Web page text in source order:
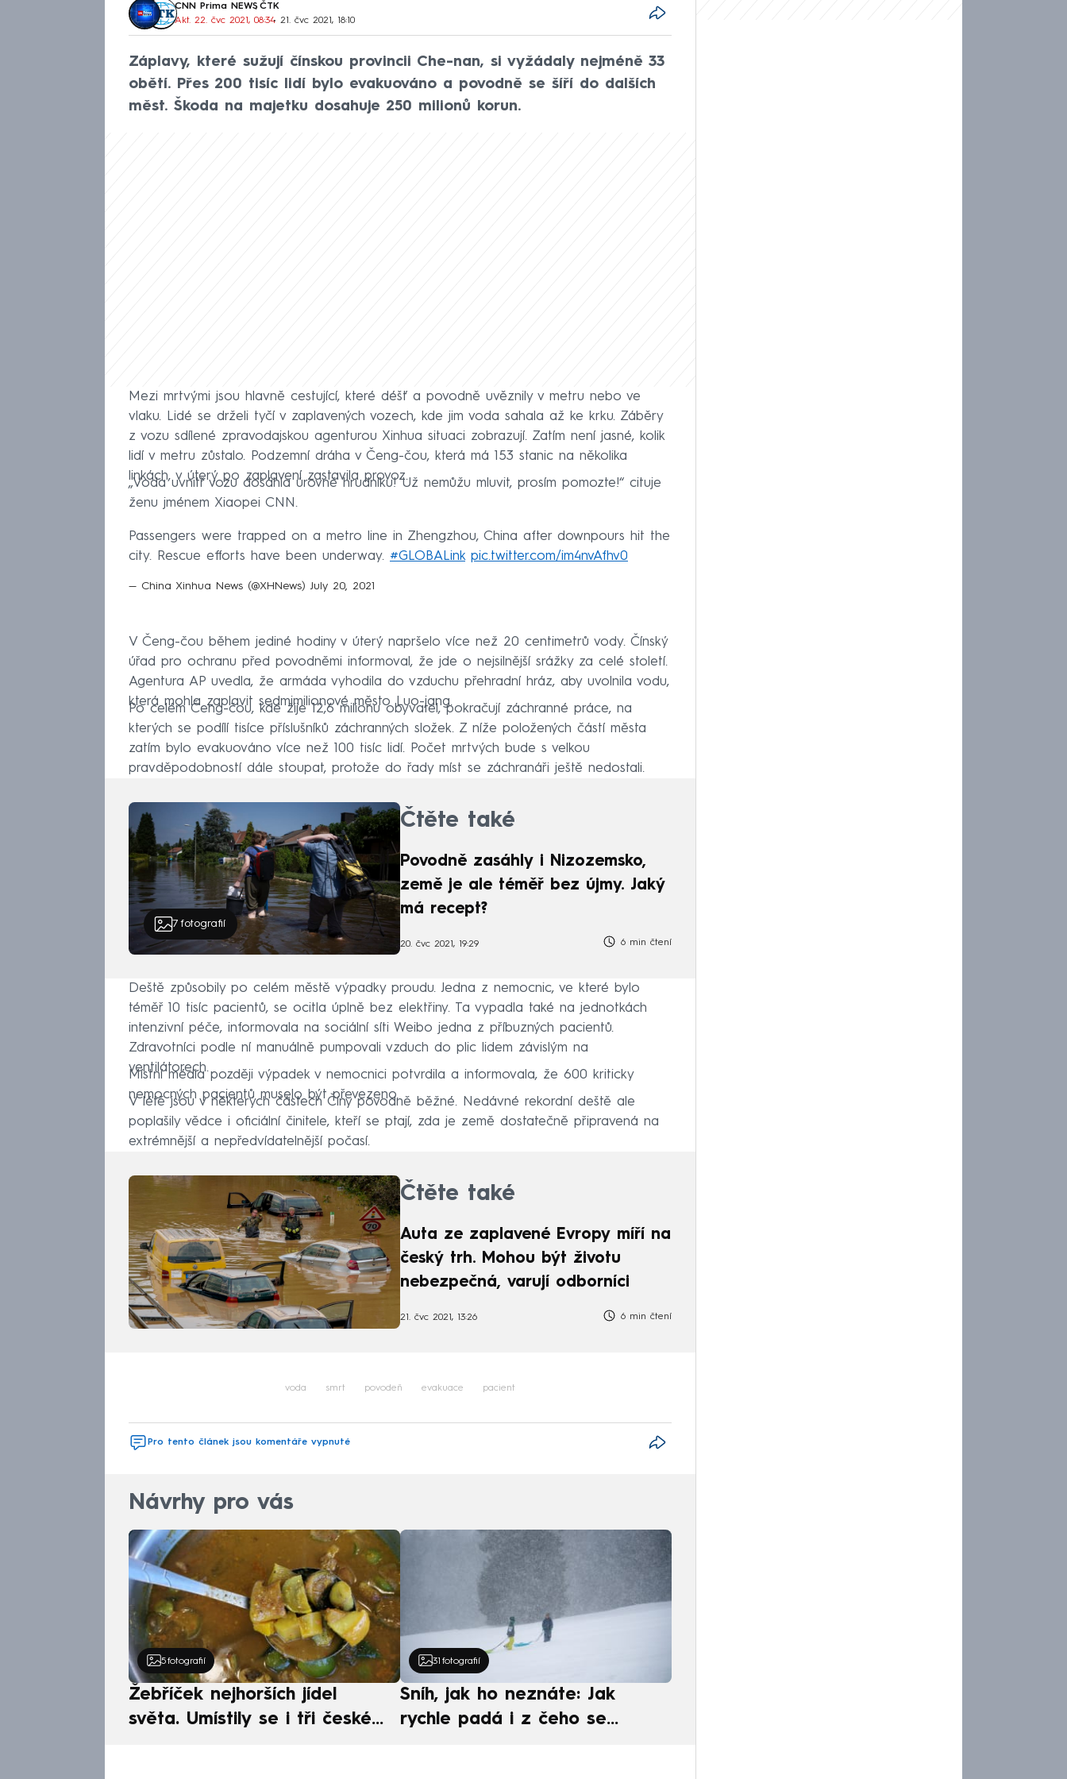
CNN Prima NEWS, ČTK
Akt. 22. čvc 2021, 08:34• 21. čvc 2021, 18:10
Záplavy, které sužují čínskou provincii Che-nan, si vyžádaly nejméně 33
obětí. Přes 200 tisíc lidí bylo evakuováno a povodně se šíří do dalších
měst. Škoda na majetku dosahuje 250 milionů korun.
Mezi mrtvými jsou hlavně cestující, které déšť a povodně uvěznily v metru nebo ve
vlaku. Lidé se drželi tyčí v zaplavených vozech, kde jim voda sahala až ke krku. Záběry
z vozu sdílené zpravodajskou agenturou Xinhua situaci zobrazují. Zatím není jasné, kolik
lidí v metru zůstalo. Podzemní dráha v Čeng-čou, která má 153 stanic na několika
linkách, v úterý po zaplavení zastavila provoz.
„Voda uvnitř vozu dosáhla úrovně hrudníku! Už nemůžu mluvit, prosím pomozte!“ cituje
ženu jménem Xiaopei CNN.
Passengers were trapped on a metro line in Zhengzhou, China after downpours hit the
city. Rescue efforts have been underway. #GLOBALink pic.twitter.com/im4nvAfhv0
— China Xinhua News (@XHNews) July 20, 2021
V Čeng-čou během jediné hodiny v úterý napršelo více než 20 centimetrů vody. Čínský
úřad pro ochranu před povodněmi informoval, že jde o nejsilnější srážky za celé století.
Agentura AP uvedla, že armáda vyhodila do vzduchu přehradní hráz, aby uvolnila vodu,
která mohla zaplavit sedmimilionové město Luo-jang.
Po celém Čeng-čou, kde žije 12,6 milionu obyvatel, pokračují záchranné práce, na
kterých se podílí tisíce příslušníků záchranných složek. Z níže položených částí města
zatím bylo evakuováno více než 100 tisíc lidí. Počet mrtvých bude s velkou
pravděpodobností dále stoupat, protože do řady míst se záchranáři ještě nedostali.
7 fotografií
Čtěte také
Povodně zasáhly i Nizozemsko,
země je ale téměř bez újmy. Jaký
má recept?
20. čvc 2021, 19:29 6 min čtení
Deště způsobily po celém městě výpadky proudu. Jedna z nemocnic, ve které bylo
téměř 10 tisíc pacientů, se ocitla úplně bez elektřiny. Ta vypadla také na jednotkách
intenzivní péče, informovala na sociální síti Weibo jedna z příbuzných pacientů.
Zdravotníci podle ní manuálně pumpovali vzduch do plic lidem závislým na
ventilátorech.
Místní média později výpadek v nemocnici potvrdila a informovala, že 600 kriticky
nemocných pacientů muselo být převezeno.
V létě jsou v některých částech Číny povodně běžné. Nedávné rekordní deště ale
poplašily vědce i oficiální činitele, kteří se ptají, zda je země dostatečně připravená na
extrémnější a nepředvídatelnější počasí.
Čtěte také
Auta ze zaplavené Evropy míří na
český trh. Mohou být životu
nebezpečná, varují odborníci
21. čvc 2021, 13:26 6 min čtení
voda smrt povodeň evakuace pacient
Pro tento článek jsou komentáře vypnuté
Návrhy pro vás
5 fotografií
Žebříček nejhorších jídel
světa. Umístily se i tři české
31 fotografií
Sníh, jak ho neznáte: Jak
rychle padá i z čeho se